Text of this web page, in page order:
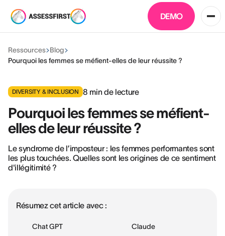
DEMO
Ressources Blog
Pourquoi les femmes se méfient-elles de leur réussite ?
DIVERSITY & INCLUSION 8 min de lecture
Pourquoi les femmes se méfient-
elles de leur réussite ?
Le syndrome de l’imposteur : les femmes performantes sont
les plus touchées. Quelles sont les origines de ce sentiment
d'illégitimité ?
Résumez cet article avec :
Chat GPT Claude